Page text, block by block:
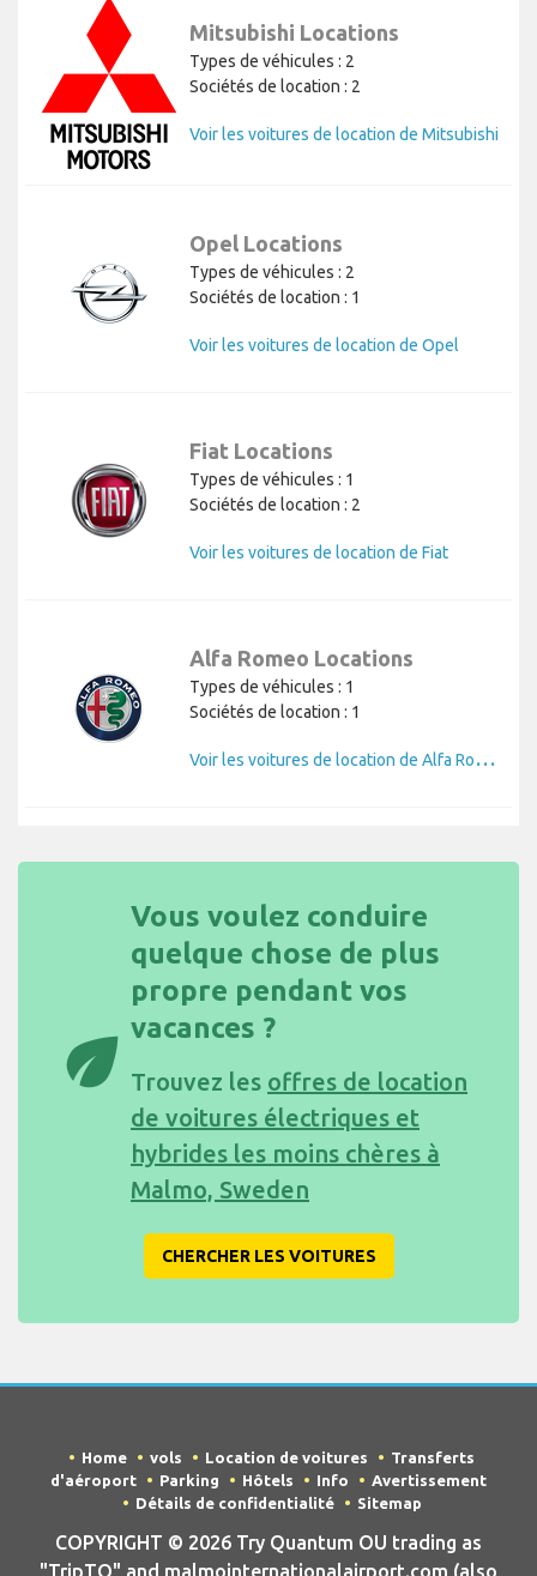
Mitsubishi Locations
Types de véhicules : 2
Sociétés de location : 2
Voir les voitures de location de Mitsubishi
Opel Locations
Types de véhicules : 2
Sociétés de location : 1
Voir les voitures de location de Opel
Fiat Locations
Types de véhicules : 1
Sociétés de location : 2
Voir les voitures de location de Fiat
Alfa Romeo Locations
Types de véhicules : 1
Sociétés de location : 1
V
oir les voitures de location de Alfa Romeo
eco
Vous voulez conduire
quelque chose de plus
propre pendant vos
vacances ?
Trouvez les offres de location
de voitures électriques et
hybrides les moins chères à
Malmo, Sweden
CHERCHER LES VOITURES
Home vols Location de voitures
Transferts
d'aéroport
Parking Hôtels Info
Avertissement
Détails de confidentialité
Sitemap
COPYRIGHT © 2026 Try Quantum OU trading as
"TripTQ" and malmointernationalairport.com (also